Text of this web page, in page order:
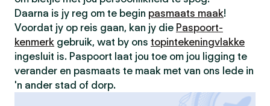
Daarna is jy reg om te begin pasmaats maak!
Voordat jy op reis gaan, kan jy die Paspoort-
kenmerk gebruik, wat by ons topintekeningvlakke
ingesluit is. Paspoort laat jou toe om jou ligging te
verander en pasmaats te maak met van ons lede in
'n ander stad of dorp.